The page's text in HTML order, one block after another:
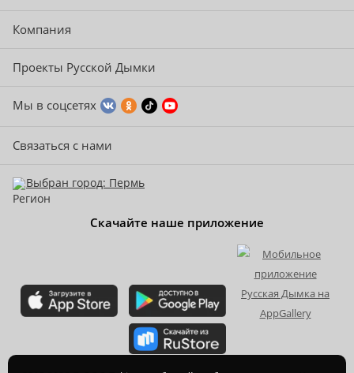
Компания
Проекты Русской Дымки
Мы в соцсетях
Связаться с нами
Выбран город: Пермь
Скачайте наше приложение